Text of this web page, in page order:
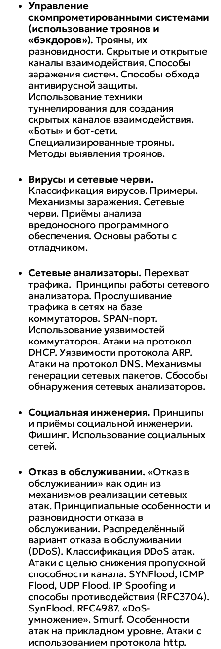
Управление
скомпрометированными системами
(использование троянов и
«бэкдоров»). Трояны, их
разновидности. Скрытые и открытые
каналы взаимодействия. Способы
заражения систем. Способы обхода
антивирусной защиты.
Использование техники
туннелирования для создания
скрытых каналов взаимодействия.
«Боты» и бот-сети.
Специализированные трояны.
Методы выявления троянов.
Вирусы и сетевые черви.
Классификация вирусов. Примеры.
Механизмы заражения. Сетевые
черви. Приёмы анализа
вредоносного программного
обеспечения. Основы работы с
отладчиком.
Сетевые анализаторы. Перехват
трафика. Принципы работы сетевого
анализатора. Прослушивание
трафика в сетях на базе
коммутаторов. SPAN-порт.
Использование уязвимостей
коммутаторов. Атаки на протокол
DHCP. Уязвимости протокола ARP.
Атаки на протокол DNS. Механизмы
генерации сетевых пакетов. Сбособы
обнаружения сетевых анализаторов.
Социальная инженерия. Принципы
и приёмы социальной инженерии.
Фишинг. Использование социальных
сетей.
Отказ в обслуживании. «Отказ в
обслуживании» как один из
механизмов реализации сетевых
атак. Принципиальные особенности и
разновидности отказа в
обслуживании. Распределённый
вариант отказа в обслуживании
(DDoS). Классификация DDoS атак.
Атаки с целью снижения пропускной
способности канала. SYNFlood, ICMP
Flood, UDP Flood. IP Spoofing и
способы противодействия (RFC3704).
SynFlood. RFC4987. «DoS-
умножение». Smurf. Особенности
атак на прикладном уровне. Атаки с
использованием протокола http.